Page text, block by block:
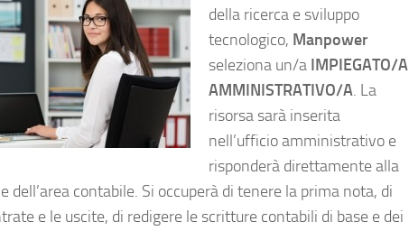
della ricerca e sviluppo
tecnologico, Manpower
seleziona un/a IMPIEGATO/A
AMMINISTRATIVO/A. La
risorsa sarà inserita
nell’ufficio amministrativo e
risponderà direttamente alla
dell’area contabile. Si occuperà di tenere la prima nota, di
e le uscite, di redigere le scritture contabili di base e dei